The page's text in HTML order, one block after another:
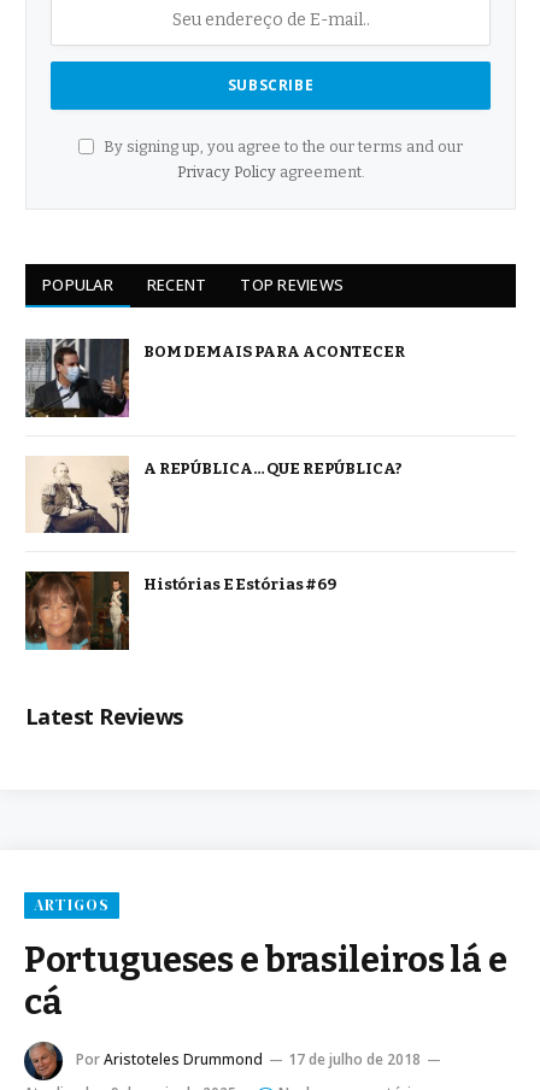
By signing up, you agree to the our terms and our
Privacy Policyagreement.
POPULAR RECENT TOP REVIEWS
BOM DEMAIS PARA ACONTECER
A REPÚBLICA… QUE REPÚBLICA?
Histórias E Estórias #69
Latest Reviews
ARTIGOS
Portugueses e brasileiros lá e
cá
PorAristoteles Drummond
17 de julho de 2018